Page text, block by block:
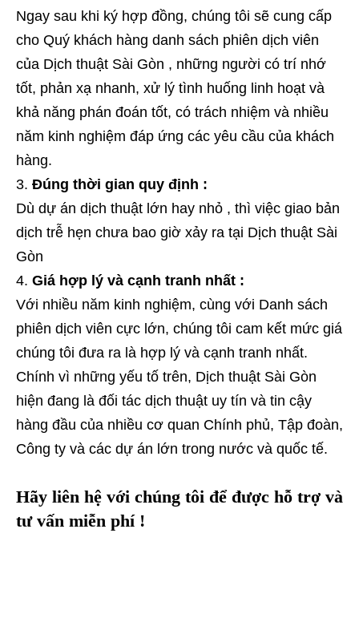
Ngay sau khi ký hợp đồng, chúng tôi sẽ cung cấp
cho Quý khách hàng danh sách phiên dịch viên
của Dịch thuật Sài Gòn , những người có trí nhớ
tốt, phản xạ nhanh, xử lý tình huống linh hoạt và
khả năng phán đoán tốt, có trách nhiệm và nhiều
năm kinh nghiệm đáp ứng các yêu cầu của khách
hàng.
Đúng thời gian quy định :
Dù dự án dịch thuật lớn hay nhỏ , thì việc giao bản
dịch trễ hẹn chưa bao giờ xảy ra tại Dịch thuật Sài
Gòn
Giá hợp lý và cạnh tranh nhất :
Với nhiều năm kinh nghiệm, cùng với Danh sách
phiên dịch viên cực lớn, chúng tôi cam kết mức giá
chúng tôi đưa ra là hợp lý và cạnh tranh nhất.
Chính vì những yếu tố trên, Dịch thuật Sài Gòn
hiện đang là đối tác dịch thuật uy tín và tin cậy
hàng đầu của nhiều cơ quan Chính phủ, Tập đoàn,
Công ty và các dự án lớn trong nước và quốc tế.
Hãy liên hệ với chúng tôi để được hỗ trợ và
tư vấn miễn phí !